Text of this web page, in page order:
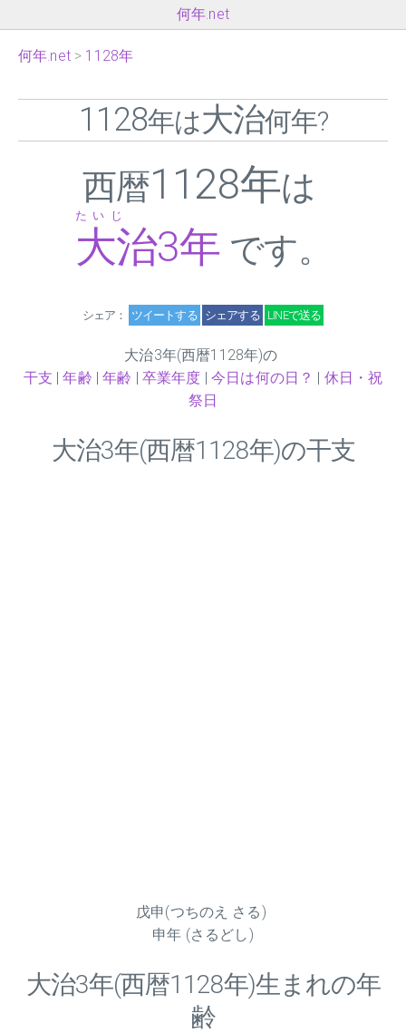
何年.net
何年.net 1128年
1128年は大治何年?
西暦1128年は
大治3年
たいじ
です。
シェア： ツイートする シェアする LINEで送る
大治3年(西暦1128年)の
干支 |年齢 |年齢 |卒業年度 |今日は何の日？ | 休日・祝
祭日
大治3年(西暦1128年)の干支
戊申(つちのえ さる)
申年 (さるどし)
大治3年(西暦1128年)生まれの年
齢